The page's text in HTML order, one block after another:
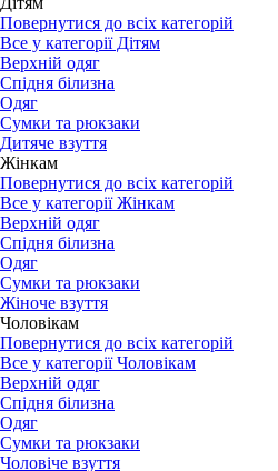
Повернутися до всіх категорій
Все у категорії Дітям
Верхній одяг
Спідня білизна
Одяг
Сумки та рюкзаки
Дитяче взуття
Жінкам
Повернутися до всіх категорій
Все у категорії Жінкам
Верхній одяг
Спідня білизна
Одяг
Сумки та рюкзаки
Жіноче взуття
Чоловікам
Повернутися до всіх категорій
Все у категорії Чоловікам
Верхній одяг
Спідня білизна
Одяг
Сумки та рюкзаки
Чоловіче взуття